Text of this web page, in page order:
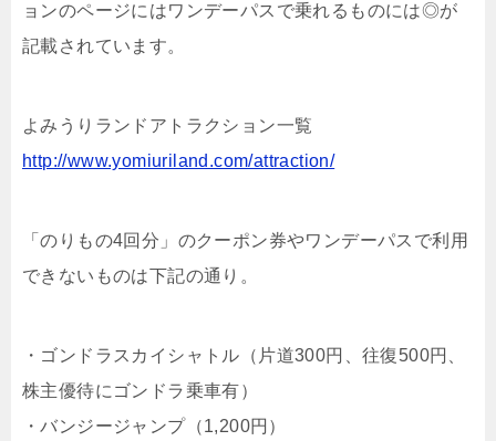
ョンのページにはワンデーパスで乗れるものには◎が
記載されています。
よみうりランドアトラクション一覧
http://www.yomiuriland.com/attraction/
「のりもの4回分」のクーポン券やワンデーパスで利用
できないものは下記の通り。
・ゴンドラスカイシャトル（片道300円、往復500円、
株主優待にゴンドラ乗車有）
・バンジージャンプ（1,200円）